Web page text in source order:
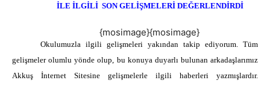
İLE İLGİLİ SON GELİŞMELERİ DEĞERLENDİRDİ
{mosimage}{mosimage}
Okulumuzla ilgili gelişmeleri yakından takip ediyorum. Tüm
gelişmeler olumlu yönde olup, bu konuya duyarlı bulunan arkadaşlarımız
Akkuş İnternet Sitesine gelişmelerle ilgili haberleri yazmışlardır.